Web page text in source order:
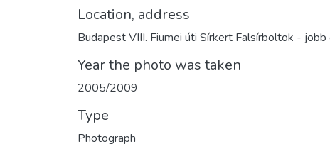
Location, address
Budapest VIII. Fiumei úti Sírkert Falsírboltok -
Year the photo was taken
2005/2009
Type
Photograph